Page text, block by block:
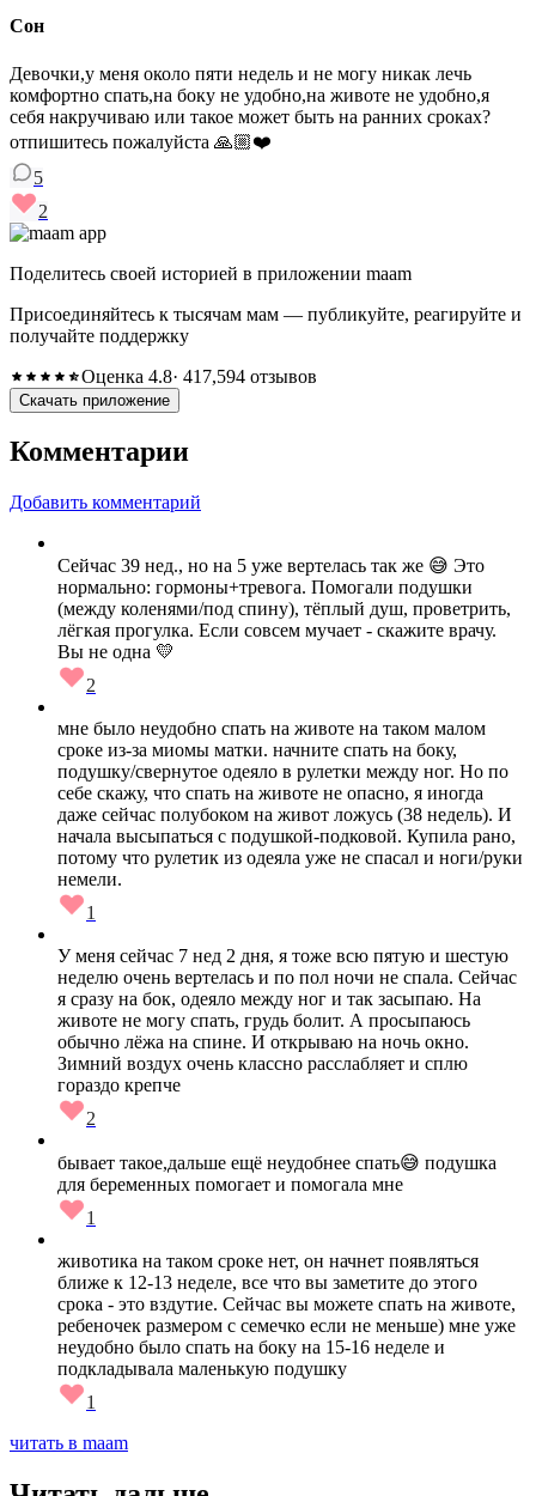
Сон
Девочки,у меня около пяти недель и не могу никак лечь
комфортно спать,на боку не удобно,на животе не удобно,я
себя накручиваю или такое может быть на ранних сроках?
отпишитесь пожалуйста 🙏🏼❤️
5
2
Поделитесь своей историей в приложении maam
Присоединяйтесь к тысячам мам — публикуйте, реагируйте и
получайте поддержку
Оценка 4.8· 417,594 отзывов
Скачать приложение
Комментарии
Добавить комментарий
Сейчас 39 нед., но на 5 уже вертелась так же 😅 Это
нормально: гормоны+тревога. Помогали подушки
(между коленями/под спину), тёплый душ, проветрить,
лёгкая прогулка. Если совсем мучает - скажите врачу.
Вы не одна 💛
2
мне было неудобно спать на животе на таком малом
сроке из-за миомы матки. начните спать на боку,
подушку/свернутое одеяло в рулетки между ног. Но по
себе скажу, что спать на животе не опасно, я иногда
даже сейчас полубоком на живот ложусь (38 недель). И
начала высыпаться с подушкой-подковой. Купила рано,
потому что рулетик из одеяла уже не спасал и ноги/руки
немели.
1
У меня сейчас 7 нед 2 дня, я тоже всю пятую и шестую
неделю очень вертелась и по пол ночи не спала. Сейчас
я сразу на бок, одеяло между ног и так засыпаю. На
животе не могу спать, грудь болит. А просыпаюсь
обычно лёжа на спине. И открываю на ночь окно.
Зимний воздух очень классно расслабляет и сплю
гораздо крепче
2
бывает такое,дальше ещё неудобнее спать😅 подушка
для беременных помогает и помогала мне
1
животика на таком сроке нет, он начнет появляться
ближе к 12-13 неделе, все что вы заметите до этого
срока - это вздутие. Сейчас вы можете спать на животе,
ребеночек размером с семечко если не меньше) мне уже
неудобно было спать на боку на 15-16 неделе и
подкладывала маленькую подушку
1
читать в maam